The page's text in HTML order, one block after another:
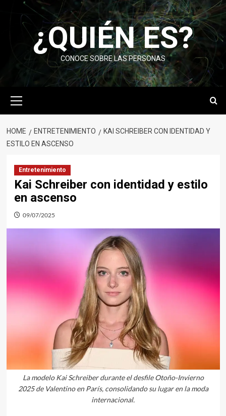
¿QUIÉN ES?
CONOCE SOBRE LAS PERSONAS
Menu
HOME ENTRETENIMIENTO
KAI SCHREIBER CON IDENTIDAD Y
ESTILO EN ASCENSO
Entretenimiento
Kai Schreiber con identidad y estilo
en ascenso
09/07/2025
La modelo Kai Schreiber durante el desfile Otoño-Invierno
2025 de Valentino en París, consolidando su lugar en la moda
internacional.